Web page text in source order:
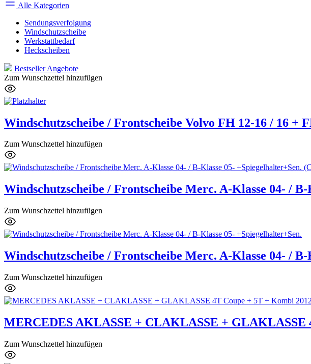
Alle Kategorien
Sendungsverfolgung
Windschutzscheibe
Werkstattbedarf
Heckscheiben
BestsellerAngebote
Zum Wunschzettel hinzufügen
Windschutzscheibe / Frontscheibe Volvo FH 12-16 / 16 +
Zum Wunschzettel hinzufügen
Windschutzscheibe / Frontscheibe Merc. A-Klasse 04- /
Zum Wunschzettel hinzufügen
Windschutzscheibe / Frontscheibe Merc. A-Klasse 04- /
Zum Wunschzettel hinzufügen
MERCEDES AKLASSE + CLAKLASSE + GLAKLASSE
Zum Wunschzettel hinzufügen